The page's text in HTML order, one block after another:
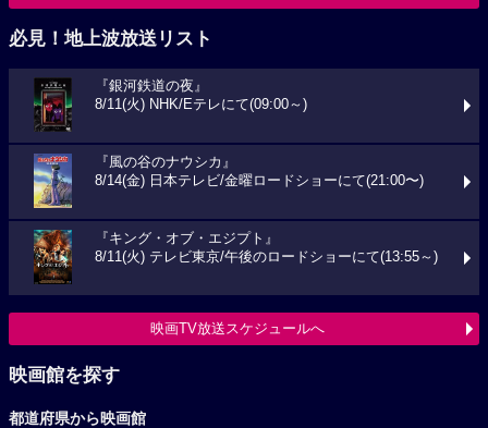
必見！地上波放送リスト
『銀河鉄道の夜』
8/11(火) NHK/Eテレにて(09:00～)
『風の谷のナウシカ』
8/14(金) 日本テレビ/金曜ロードショーにて(21:00〜)
『キング・オブ・エジプト』
8/11(火) テレビ東京/午後のロードショーにて(13:55～)
映画TV放送スケジュールへ
映画館を探す
都道府県から映画館